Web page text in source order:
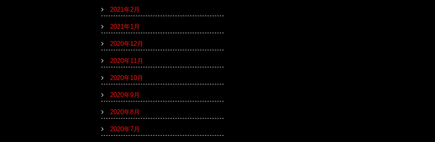
2021年2月
2021年1月
2020年12月
2020年11月
2020年10月
2020年9月
2020年8月
2020年7月